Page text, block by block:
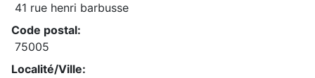
41 rue henri barbusse
Code postal:
75005
Localité/Ville: